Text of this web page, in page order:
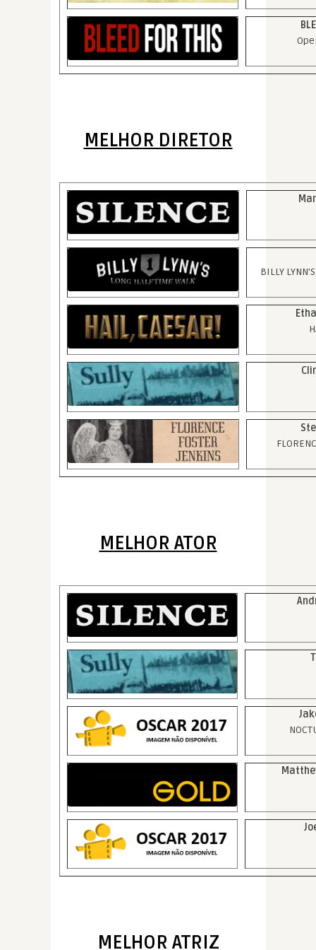
MELHOR DIRETOR
BILLY
MELHOR ATOR
MELHOR ATRIZ